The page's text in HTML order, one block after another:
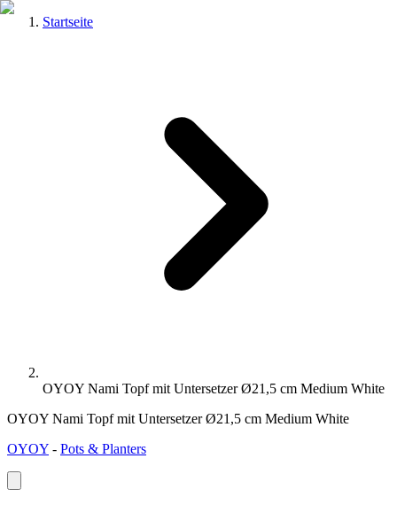
Startseite
OYOY Nami Topf mit Untersetzer Ø21,5 cm Medium White
OYOY Nami Topf mit Untersetzer Ø21,5 cm Medium White
OYOY - Pots & Planters